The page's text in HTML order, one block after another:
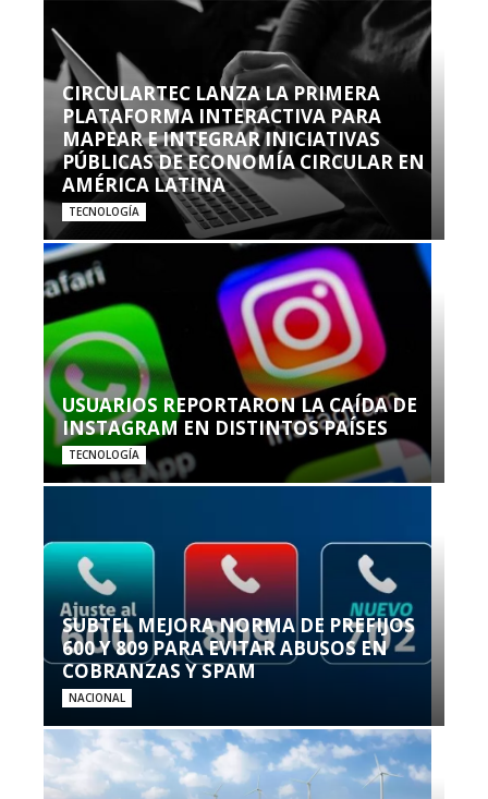
CIRCULARTEC LANZA LA PRIMERA
PLATAFORMA INTERACTIVA PARA
MAPEAR E INTEGRAR INICIATIVAS
PÚBLICAS DE ECONOMÍA CIRCULAR EN
AMÉRICA LATINA
TECNOLOGÍA
USUARIOS REPORTARON LA CAÍDA DE
INSTAGRAM EN DISTINTOS PAÍSES
TECNOLOGÍA
SUBTEL MEJORA NORMA DE PREFIJOS
600 Y 809 PARA EVITAR ABUSOS EN
COBRANZAS Y SPAM
NACIONAL